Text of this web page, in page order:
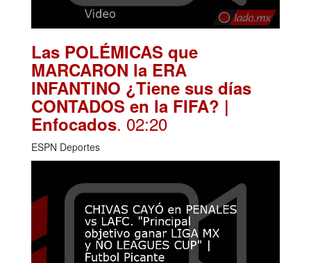
Las POLÉMICAS que
MARCARON la ERA
INFANTINO ¿Tiene sus días
CONTADOS en la FIFA? |
Enfocados. 02:20
ESPN Deportes